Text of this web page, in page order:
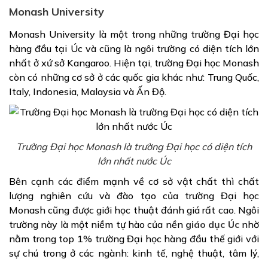
Monash University
Monash University là một trong những trường Đại học
hàng đầu tại Úc và cũng là ngôi trường có diện tích lớn
nhất ở xứ sở Kangaroo. Hiện tại, trường Đại học Monash
còn có những cơ sở ở các quốc gia khác như: Trung Quốc,
Italy, Indonesia, Malaysia và Ấn Độ.
Trường Đại học Monash là trường Đại học có diện tích
lớn nhất nước Úc
Bên cạnh các điểm mạnh về cơ sở vật chất thì chất
lượng nghiên cứu và đào tạo của trường Đại học
Monash cũng được giới học thuật đánh giá rất cao. Ngôi
trường này là một niềm tự hào của nền giáo dục Úcnhờ
nằm trong top 1% trường Đại học hàng đầu thế giới với
sự chú trong ở các ngành: kinh tế, nghệ thuật, tâm lý,